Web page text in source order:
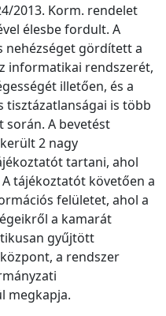
2013. Korm. rendelet
élesbe fordult. A
nehézséget gördített a
informatikai rendszerét,
illetően, és a
tisztázatlanságai is több
során. A bevetést
2 nagy
tartani, ahol
tájékoztatót követően a
felületet, ahol a
a kamarát
gyűjtött
a rendszer
megkapja.